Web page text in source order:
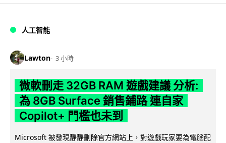
人工智能
Lawton 3 小時
微軟刪走 32GB RAM 遊戲建議 分析:
為 8GB Surface 銷售鋪路 連自家
Copilot+ 門檻也未到
Microsoft 被發現靜靜刪除官方網站上，對遊戲玩家要為電腦配